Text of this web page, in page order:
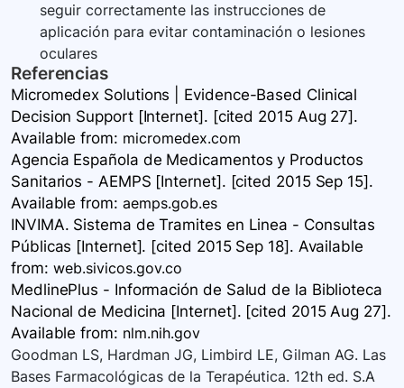
seguir correctamente las instrucciones de
aplicación para evitar contaminación o lesiones
oculares
Referencias
Micromedex Solutions | Evidence-Based Clinical
Decision Support [Internet]. [cited 2015 Aug 27].
Available from: micromedex.com
Agencia Española de Medicamentos y Productos
Sanitarios - AEMPS [Internet]. [cited 2015 Sep 15].
Available from: aemps.gob.es
INVIMA. Sistema de Tramites en Linea - Consultas
Públicas [Internet]. [cited 2015 Sep 18]. Available
from: web.sivicos.gov.co
MedlinePlus - Información de Salud de la Biblioteca
Nacional de Medicina [Internet]. [cited 2015 Aug 27].
Available from: nlm.nih.gov
Goodman LS, Hardman JG, Limbird LE, Gilman AG. Las
Bases Farmacológicas de la Terapéutica. 12th ed. S.A